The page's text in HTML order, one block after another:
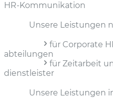
HR-Kommunikation
Unsere Leistungen
für Corporate
abteilungen
für Zeitarbeit
dienstleister
Unsere Leistungen